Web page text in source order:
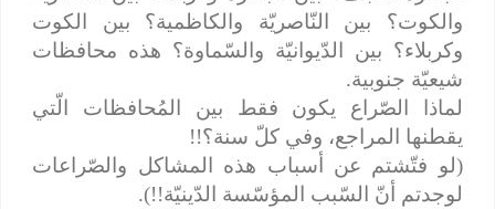
والكوت؟ بين النّاصريّة والكاظمية؟ بين الكوت
وكربلاء؟ بين الدّيوانيّة والسّماوة؟ هذه محافظات
شيعيّة جنوبية.
لماذا الصّراع يكون فقط بين المُحافظات الّتي
يقطنها المراجع، وفي كلّ سنة؟!!
(لو فتّشتم عن أسباب هذه المشاكل والصّراعات
لوجدتم أنّ السّبب المؤسّسة الدّينيّة!!).